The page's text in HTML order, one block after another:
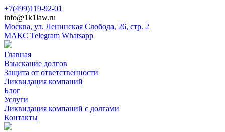
+7(499)119-92-01
info@1k1law.ru
Москва, ул. Ленинская Слобода, 26, стр. 2
МАКС Telegram Whatsapp
Главная
Взыскание долгов
Защита от ответственности
Ликвидация компаний
Блог
Услуги
Ликвидация компаний с долгами
Контакты